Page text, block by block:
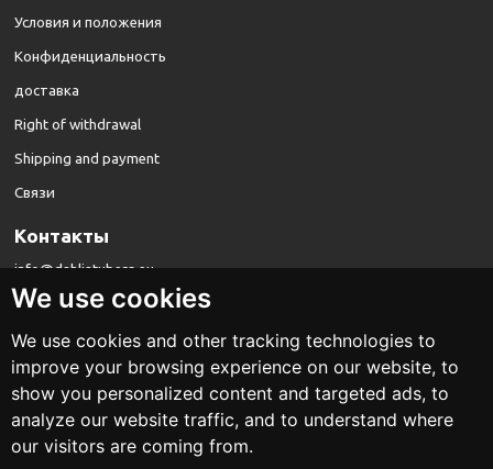
We use cookies
We use cookies and other tracking technologies to
improve your browsing experience on our website, to
show you personalized content and targeted ads, to
analyze our website traffic, and to understand where
our visitors are coming from.
Условия и положения
Конфиденциальность
доставка
Right of withdrawal
Shipping and payment
Cвязи
Kонтакты
info@dahliatubers.eu
dahliatubers.eu